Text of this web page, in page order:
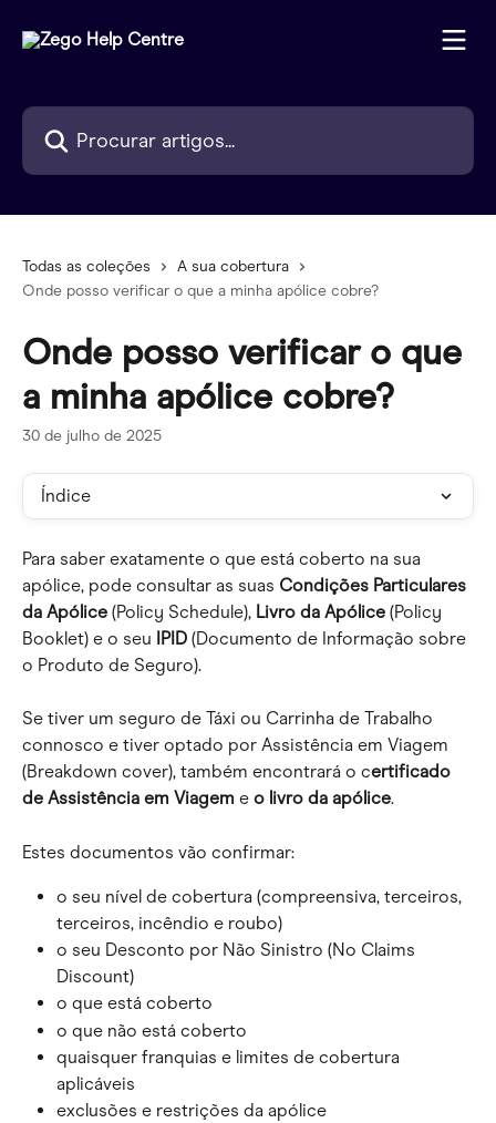
Procurar artigos...
Todas as coleções
A sua cobertura
Onde posso verificar o que a minha apólice cobre?
Onde posso verificar o que
a minha apólice cobre?
30 de julho de 2025
Índice
Para saber exatamente o que está coberto na sua
apólice, pode consultar as suas Condições Particulares
da Apólice (Policy Schedule), Livro da Apólice (Policy
Booklet) e o seu IPID (Documento de Informação sobre
o Produto de Seguro).
Se tiver um seguro de Táxi ou Carrinha de Trabalho
connosco e tiver optado por Assistência em Viagem
(Breakdown cover), também encontrará o certificado
de Assistência em Viagem e o livro da apólice.
Estes documentos vão confirmar:
o seu nível de cobertura (compreensiva, terceiros,
terceiros, incêndio e roubo)
o seu Desconto por Não Sinistro (No Claims
Discount)
o que está coberto
o que não está coberto
quaisquer franquias e limites de cobertura
aplicáveis
exclusões e restrições da apólice